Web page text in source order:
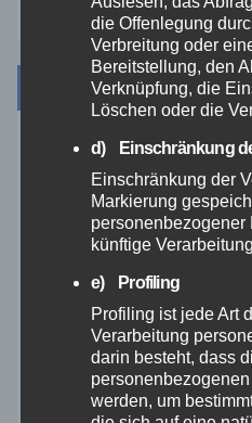
August 2026
Juli 2026
Mai 2026
April 2026
die Offenlegung
Verbreitung oder
Bereitstellung, den
Verknüpfung, die
Löschen oder die
d) Einschränkung
Einschränkung der
Markierung
personenbezogener
künftige
e) Profiling
Profiling ist jede Art
Verarbeitung
darin besteht, dass
werden, um